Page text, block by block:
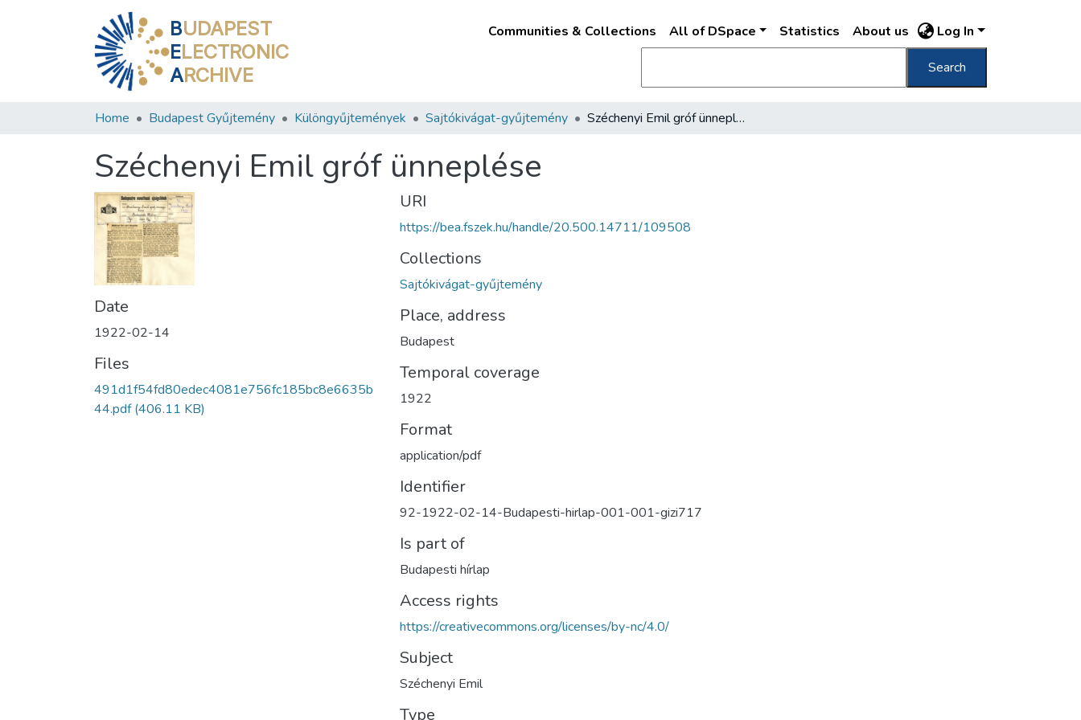
BUDAPEST
ELECTRONIC
ARCHIVE
Communities & Collections All of DSpace Statistics About us Log In
Search
Home Budapest Gyűjtemény Különgyűjtemények Sajtókivágat-gyűjtemény Széchenyi Emil gróf ünneplése
Széchenyi Emil gróf ünneplése
Date
1922-02-14
Files
491d1f54fd80edec4081e756fc185bc8e6635b
44.pdf(406.11 KB)
URI
https://bea.fszek.hu/handle/20.500.14711/109508
Collections
Sajtókivágat-gyűjtemény
Place, address
Budapest
Temporal coverage
1922
Format
application/pdf
Identifier
92-1922-02-14-Budapesti-hirlap-001-001-gizi717
Is part of
Budapesti hírlap
Access rights
https://creativecommons.org/licenses/by-nc/4.0/
Subject
Széchenyi Emil
Type